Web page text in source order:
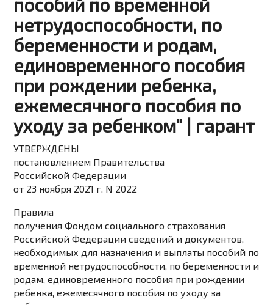
нетрудоспособности, по
беременности и родам,
единовременного пособия
при рождении ребенка,
ежемесячного пособия по
уходу за ребенком" | гарант
УТВЕРЖДЕНЫ
постановлением Правительства
Российской Федерации
от 23 ноября 2021 г. N 2022
Правила
получения Фондом социального страхования
Российской Федерации сведений и документов,
необходимых для назначения и выплаты пособий по
временной нетрудоспособности, по беременности и
родам, единовременного пособия при рождении
ребенка, ежемесячного пособия по уходу за